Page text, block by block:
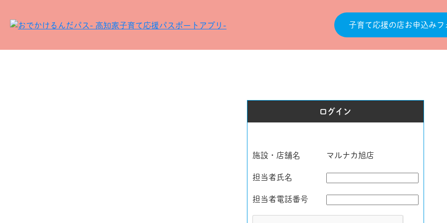
子育て応援の店お申込みフ
ログイン
施設・店舗名 マルナカ旭店
担当者氏名
担当者電話番号